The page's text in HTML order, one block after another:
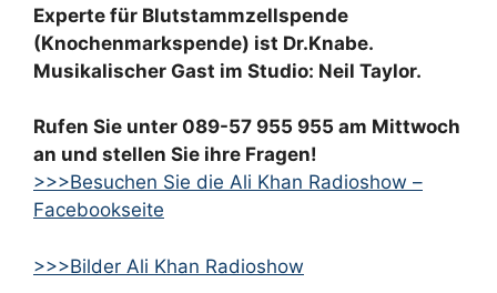
Experte für Blutstammzellspende
(Knochenmarkspende) ist Dr.Knabe.
Musikalischer Gast im Studio: Neil Taylor.
Rufen Sie unter 089-57 955 955 am Mittwoch
an und stellen Sie ihre Fragen!
>>>Besuchen Sie die Ali Khan Radioshow –
Facebookseite
>>>Bilder Ali Khan Radioshow